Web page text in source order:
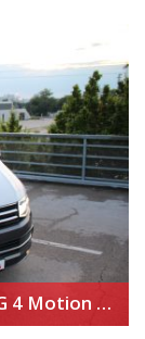
Volkswagen T6 Multivan 2.0 TDi DSG 4 Motion Highline